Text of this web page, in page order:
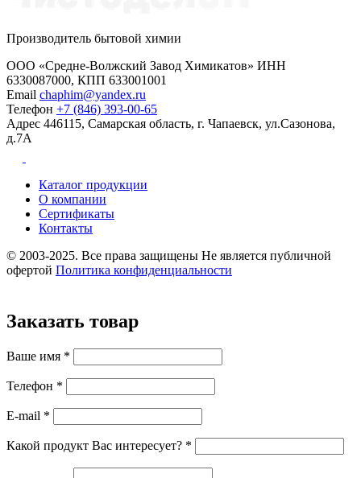
Производитель бытовой химии
ООО «Средне-Волжский Завод Химикатов» ИНН
6330087000, КПП 633001001
Email chaphim@yandex.ru
Телефон +7 (846) 393-00-65
Адрес 446115, Самарская область, г. Чапаевск, ул.Сазонова,
д.7А
Каталог продукции
О компании
Сертификаты
Контакты
© 2003-2025. Все права защищены Не является публичной
офертой Политика конфиденциальности
Заказать товар
Ваше имя *
Телефон *
E-mail *
Какой продукт Вас интересует? *